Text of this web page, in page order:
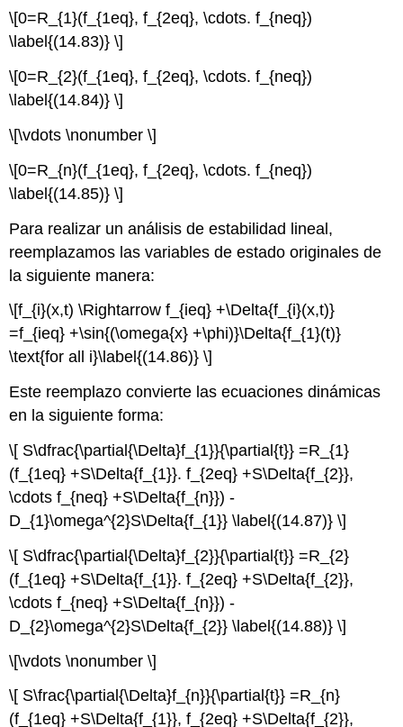
\[0=R_{1}(f_{1eq}, f_{2eq}, \cdots. f_{neq})
\label{(14.83)} \]
\[0=R_{2}(f_{1eq}, f_{2eq}, \cdots. f_{neq})
\label{(14.84)} \]
\[\vdots \nonumber \]
\[0=R_{n}(f_{1eq}, f_{2eq}, \cdots. f_{neq})
\label{(14.85)} \]
Para realizar un análisis de estabilidad lineal,
reemplazamos las variables de estado originales de
la siguiente manera:
\[f_{i}(x,t) \Rightarrow f_{ieq} +\Delta{f_{i}(x,t)}
=f_{ieq} +\sin{(\omega{x} +\phi)}\Delta{f_{1}(t)}
\text{for all i}\label{(14.86)} \]
Este reemplazo convierte las ecuaciones dinámicas
en la siguiente forma:
\[ S\dfrac{\partial{\Delta}f_{1}}{\partial{t}} =R_{1}
(f_{1eq} +S\Delta{f_{1}}. f_{2eq} +S\Delta{f_{2}},
\cdots f_{neq} +S\Delta{f_{n}}) -
D_{1}\omega^{2}S\Delta{f_{1}} \label{(14.87)} \]
\[ S\dfrac{\partial{\Delta}f_{2}}{\partial{t}} =R_{2}
(f_{1eq} +S\Delta{f_{1}}. f_{2eq} +S\Delta{f_{2}},
\cdots f_{neq} +S\Delta{f_{n}}) -
D_{2}\omega^{2}S\Delta{f_{2}} \label{(14.88)} \]
\[\vdots \nonumber \]
\[ S\frac{\partial{\Delta}f_{n}}{\partial{t}} =R_{n}
(f_{1eq} +S\Delta{f_{1}}, f_{2eq} +S\Delta{f_{2}},